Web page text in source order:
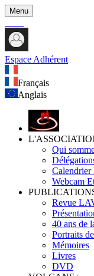
Menu
Espace Adhérent
Français
Anglais
Qui
Webcam
Revue
40 ans de
Portraits
Mémoires
Livres
DVD